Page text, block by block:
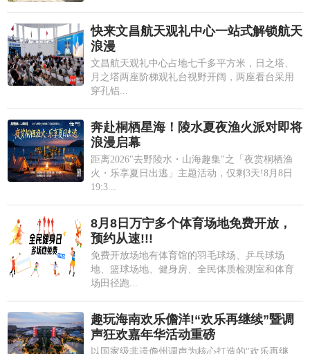
快来文昌航天观礼中心一站式解锁航天
浪漫
文昌航天观礼中心占地七千多平方米，日之塔、
月之塔两座阶梯观礼台视野开阔，两座看台采用
穿孔铝...
奔赴桐栖星海！陵水夏夜渔火派对即将
浪漫启幕
距离2026"去野陵水・山海趣集"之「夜赏桐栖渔
火・乐享夏日出逃」主题活动，仅剩3天!8月8日
19:3...
8月8日万宁多个体育场地免费开放，
预约从速!!!
免费开放场地有体育馆的羽毛球场、乒乓球场
地、篮球场地、健身房、全民体质检测室和体育
场田径跑...
趣玩海南欢乐儋洋!“欢乐再继续”暨调
声狂欢嘉年华活动重磅
以国家级非遗儋州调声为核心打造的"欢乐再继